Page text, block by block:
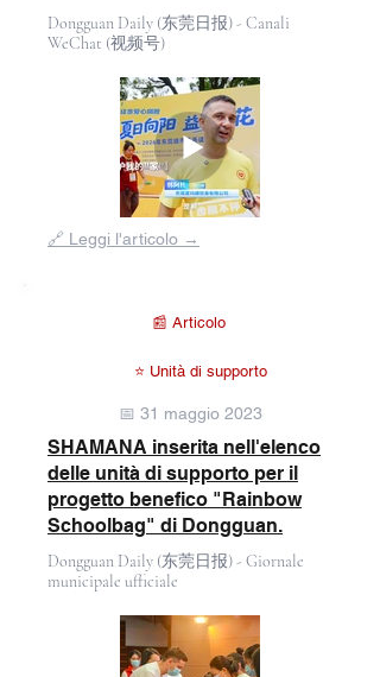
Dongguan Daily (东莞日报) - Canali
WeChat (视频号)
dalla
galleria
🔗 Leggi l'articolo →
📰 Articolo
⭐ Unità di supporto
📅 31 maggio 2023
SHAMANA inserita nell'elenco
delle unità di supporto per il
progetto benefico "Rainbow
Schoolbag" di Dongguan.
Dongguan Daily (东莞日报) - Giornale
municipale ufficiale